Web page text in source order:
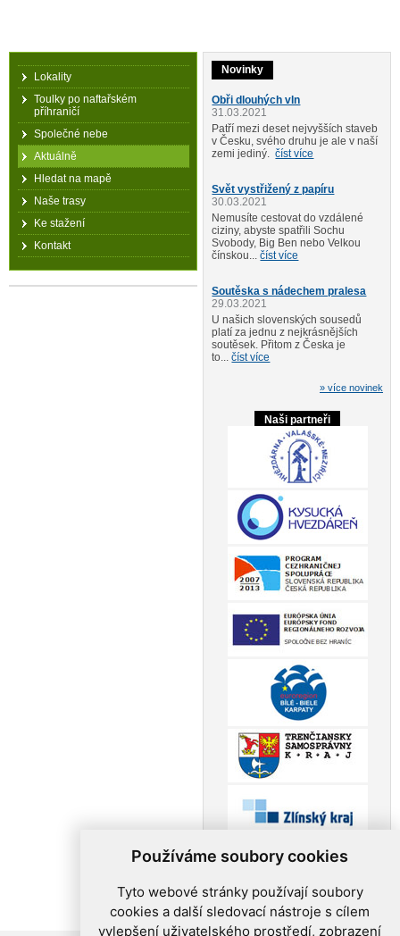
Používáme soubory cookies
Tyto webové stránky používají soubory
cookies a další sledovací nástroje s cílem
vylepšení uživatelského prostředí, zobrazení
Novinky
Obři dlouhých vln
31.03.2021
Patří mezi deset nejvyšších staveb
v Česku, svého druhu je ale v naší
zemi jediný.číst více
Svět vystřižený z papíru
30.03.2021
Nemusíte cestovat do vzdálené
ciziny, abyste spatřili Sochu
Svobody, Big Ben nebo Velkou
čínskou...číst více
Soutěska s nádechem pralesa
29.03.2021
U našich slovenských sousedů
platí za jednu z nejkrásnějších
soutěsek. Přitom z Česka je
to...číst více
» více novinek
Naši partneři
Lokality
Toulky po naftařském
příhraničí
Společné nebe
Aktuálně
Hledat na mapě
Naše trasy
Ke stažení
Kontakt